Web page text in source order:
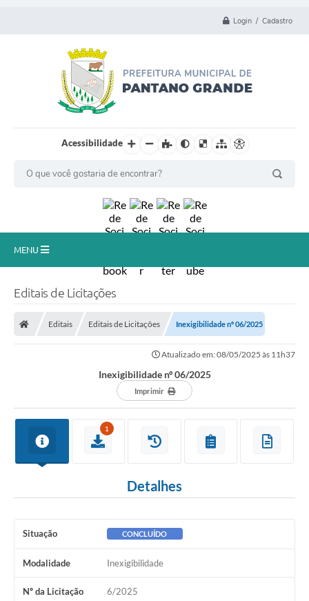
Login / Cadastro
Acessibilidade
MENU
Ouvidoria
Expocal, Festa do Cavalo e o Relincho da Canção Nativa
Gestões Anteriores
Contratos
Editais de Licitações
Editais Editais de Licitações Inexigibilidade nº 06/2025
Atualizado em: 08/05/2025 às 11h37
Inexigibilidade nº 06/2025
Imprimir
1
Detalhes
Situação CONCLUÍDO
Modalidade Inexigibilidade
Nº da Licitação 6/2025